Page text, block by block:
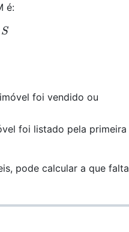
é:
- S
S
foi vendido ou
foi listado pela primeira
pode calcular a que falta